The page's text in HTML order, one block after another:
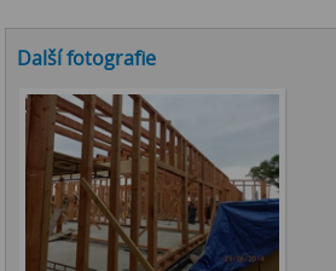
Další fotografie